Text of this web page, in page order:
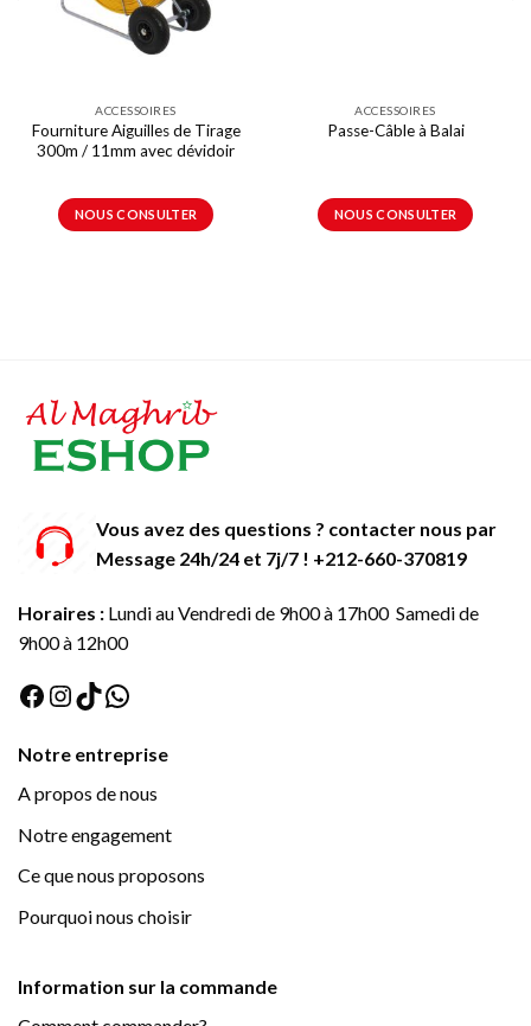
ACCESSOIRES
Fourniture Aiguilles de Tirage
300m / 11mm avec dévidoir
NOUS CONSULTER
ACCESSOIRES
Passe-Câble à Balai
NOUS CONSULTER
Vous avez des questions ? contacter nous par
Message 24h/24 et 7j/7 ! +212-660-370819
Horaires : Lundi au Vendredi de 9h00 à 17h00 Samedi de
9h00 à 12h00
Facebook Instagram TikTok WhatsApp
Notre entreprise
A propos de nous
Notre engagement
Ce que nous proposons
Pourquoi nous choisir
Information sur la commande